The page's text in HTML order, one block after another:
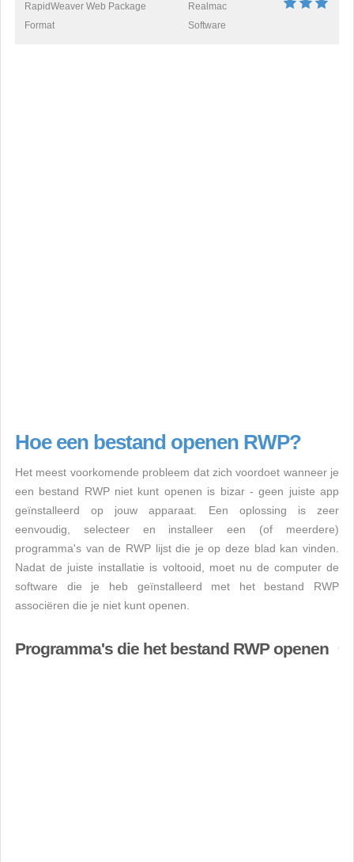
RapidWeaver Web Package
Format
Realmac
Software
Hoe een bestand openen RWP?
Het meest voorkomende probleem dat zich voordoet wanneer je
een bestand RWP niet kunt openen is bizar - geen juiste app
geïnstalleerd op jouw apparaat. Een oplossing is zeer
eenvoudig, selecteer en installeer een (of meerdere)
programma's van de RWP lijst die je op deze blad kan vinden.
Nadat de juiste installatie is voltooid, moet nu de computer de
software die je heb geïnstalleerd met het bestand RWP
associëren die je niet kunt openen.
Programma's die het bestand RWP openen